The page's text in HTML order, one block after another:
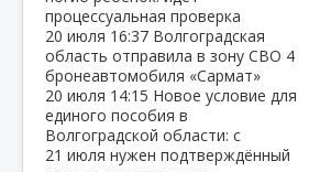
процессуальная проверка
20 июля 16:37 Волгоградская
область отправила в зону СВО 4
бронеавтомобиля «Сармат»
20 июля 14:15 Новое условие для
единого пособия в
Волгоградской области: с
21 июля нужен подтверждённый